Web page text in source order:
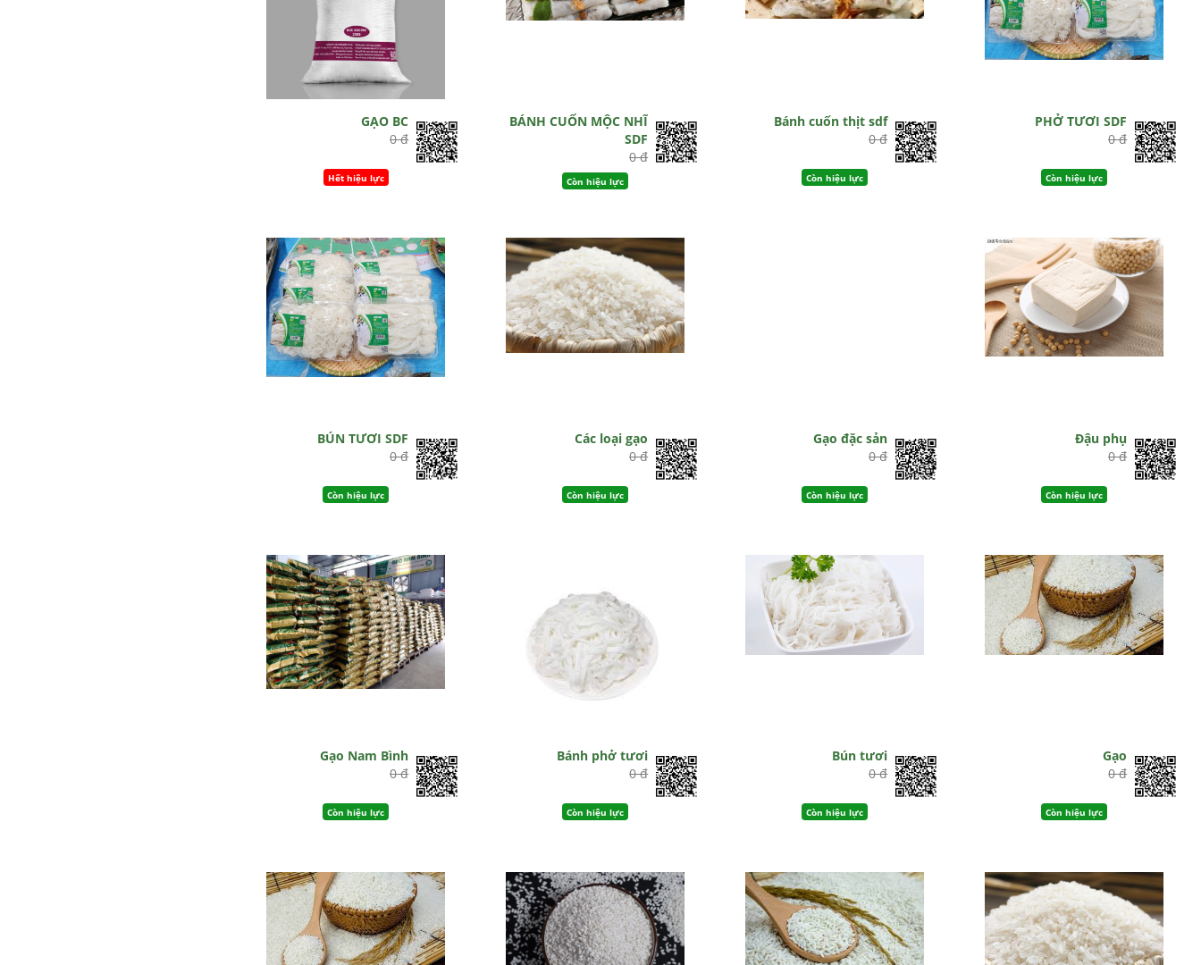
GẠO BC
0 đ
Hết hiệu lực
BÁNH CUỐN MỘC NHĨ
SDF
0 đ
Còn hiệu lực
Bánh cuốn thịt sdf
0 đ
Còn hiệu lực
PHỞ TƯƠI SDF
0 đ
Còn hiệu lực
BÚN TƯƠI SDF
0 đ
Còn hiệu lực
Các loại gạo
0 đ
Còn hiệu lực
Gạo đặc sản
0 đ
Còn hiệu lực
Đậu phụ
0 đ
Còn hiệu lực
Gạo Nam Bình
0 đ
Còn hiệu lực
Bánh phở tươi
0 đ
Còn hiệu lực
Bún tươi
0 đ
Còn hiệu lực
Gạo
0 đ
Còn hiệu lực